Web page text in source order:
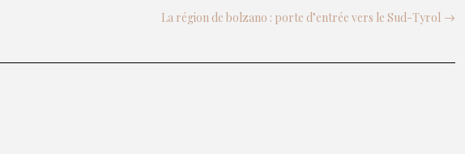
La région de bolzano : porte d’entrée vers le Sud-Tyrol